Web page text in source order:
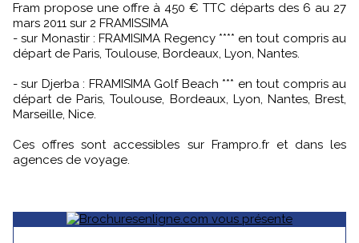
Fram propose une offre à 450 € TTC départs des 6 au 27
mars 2011 sur 2 FRAMISSIMA
- sur Monastir : FRAMISIMA Regency **** en tout compris au
départ de Paris, Toulouse, Bordeaux, Lyon, Nantes.
- sur Djerba : FRAMISIMA Golf Beach *** en tout compris au
départ de Paris, Toulouse, Bordeaux, Lyon, Nantes, Brest,
Marseille, Nice.
Ces offres sont accessibles sur Frampro.fr et dans les
agences de voyage.